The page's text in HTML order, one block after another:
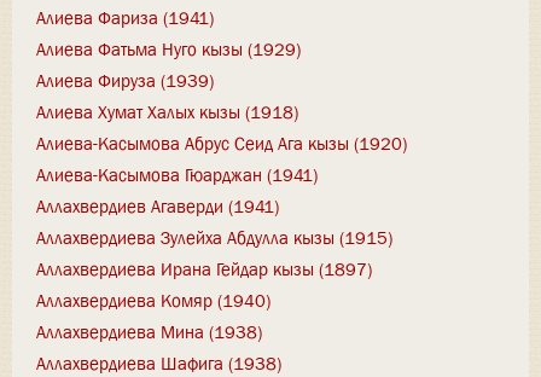
Алиева Фариза (1941)
Алиева Фатьма Нуго кызы (1929)
Алиева Фируза (1939)
Алиева Хумат Халых кызы (1918)
Алиева-Касымова Абрус Сеид Ага кызы (1920)
Алиева-Касымова Гюарджан (1941)
Аллахвердиев Агаверди (1941)
Аллахвердиева Зулейха Абдулла кызы (1915)
Аллахвердиева Ирана Гейдар кызы (1897)
Аллахвердиева Комяр (1940)
Аллахвердиева Мина (1938)
Аллахвердиева Шафига (1938)